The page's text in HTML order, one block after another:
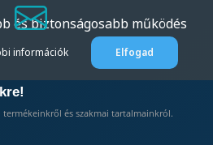
és szakmai tartalmainkról.
és biztonságosabb működés
információk Elfogad